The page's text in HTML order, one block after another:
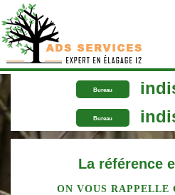
Bureau
Bureau
La référence
ON VOUS RAPPELLE